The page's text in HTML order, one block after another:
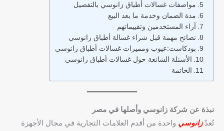
مواصفات غسالات أطباق زانوسي بالتفصيل
مدة الضمان وخدمة ما بعد البيع
آراء المستخدمين وتقييماتهم
نصائح مهمة قبل شراء غسالة أطباق زانوسي
بودكاست:عيوب ومميزات غسالات أطباق زانوسي
الأسئلة الشائعة حول غسالات أطباق زانوسي
الخاتمة
نبذة عن شركة زانوسي وأصلها في مصر
تُعدّزانوسي واحدة من أقدم العلامات التجارية في مجال الأجهزة